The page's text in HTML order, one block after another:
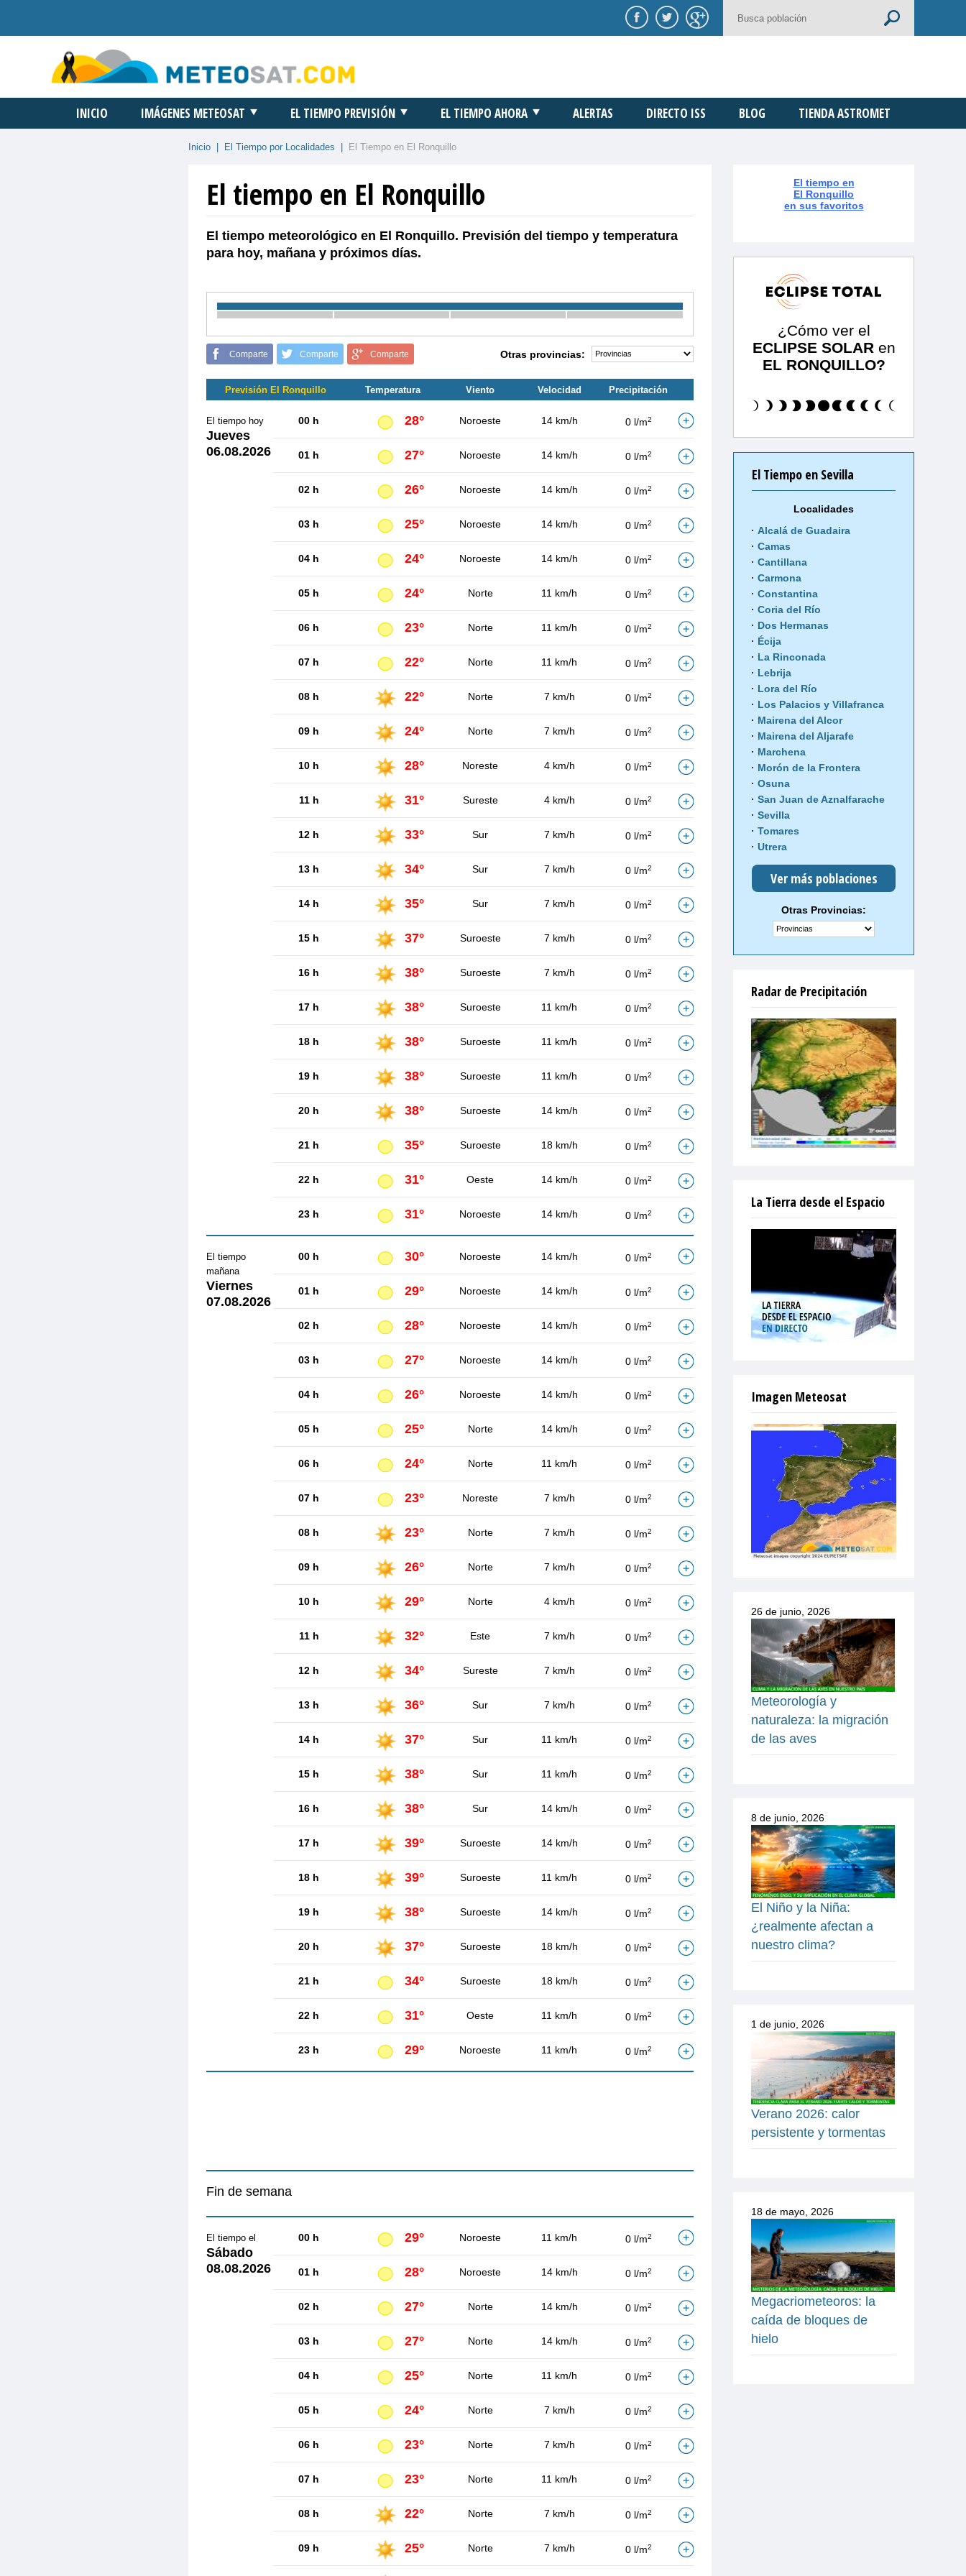
INICIO IMÁGENES METEOSAT EL TIEMPO PREVISIÓN EL TIEMPO AHORA ALERTAS DIRECTO ISS BLOG TIENDA ASTROMET
Inicio El Tiempo por Localidades El Tiempo en El Ronquillo
El tiempo en El Ronquillo
El tiempo meteorológico en El Ronquillo. Previsión del tiempo y temperatura
para hoy, mañana y próximos días.
Comparte Comparte Comparte Otras provincias:
Previsión El Ronquillo Temperatura Viento Velocidad Precipitación
El tiempo hoy
Jueves
06.08.2026
00 h 28° Noroeste 14 km/h 0 l/m2
01 h 27° Noroeste 14 km/h 0 l/m2
02 h 26° Noroeste 14 km/h 0 l/m2
03 h 25° Noroeste 14 km/h 0 l/m2
04 h 24° Noroeste 14 km/h 0 l/m2
05 h 24° Norte 11 km/h 0 l/m2
06 h 23° Norte 11 km/h 0 l/m2
07 h 22° Norte 11 km/h 0 l/m2
08 h 22° Norte 7 km/h 0 l/m2
09 h 24° Norte 7 km/h 0 l/m2
10 h 28° Noreste 4 km/h 0 l/m2
11 h 31° Sureste 4 km/h 0 l/m2
12 h 33° Sur 7 km/h 0 l/m2
13 h 34° Sur 7 km/h 0 l/m2
14 h 35° Sur 7 km/h 0 l/m2
15 h 37° Suroeste 7 km/h 0 l/m2
16 h 38° Suroeste 7 km/h 0 l/m2
17 h 38° Suroeste 11 km/h 0 l/m2
18 h 38° Suroeste 11 km/h 0 l/m2
19 h 38° Suroeste 11 km/h 0 l/m2
20 h 38° Suroeste 14 km/h 0 l/m2
21 h 35° Suroeste 18 km/h 0 l/m2
22 h 31° Oeste 14 km/h 0 l/m2
23 h 31° Noroeste 14 km/h 0 l/m2
El tiempo
mañana
Viernes
07.08.2026
00 h 30° Noroeste 14 km/h 0 l/m2
01 h 29° Noroeste 14 km/h 0 l/m2
02 h 28° Noroeste 14 km/h 0 l/m2
03 h 27° Noroeste 14 km/h 0 l/m2
04 h 26° Noroeste 14 km/h 0 l/m2
05 h 25° Norte 14 km/h 0 l/m2
06 h 24° Norte 11 km/h 0 l/m2
07 h 23° Noreste 7 km/h 0 l/m2
08 h 23° Norte 7 km/h 0 l/m2
09 h 26° Norte 7 km/h 0 l/m2
10 h 29° Norte 4 km/h 0 l/m2
11 h 32° Este 7 km/h 0 l/m2
12 h 34° Sureste 7 km/h 0 l/m2
13 h 36° Sur 7 km/h 0 l/m2
14 h 37° Sur 11 km/h 0 l/m2
15 h 38° Sur 11 km/h 0 l/m2
16 h 38° Sur 14 km/h 0 l/m2
17 h 39° Suroeste 14 km/h 0 l/m2
18 h 39° Suroeste 11 km/h 0 l/m2
19 h 38° Suroeste 14 km/h 0 l/m2
20 h 37° Suroeste 18 km/h 0 l/m2
21 h 34° Suroeste 18 km/h 0 l/m2
22 h 31° Oeste 11 km/h 0 l/m2
23 h 29° Noroeste 11 km/h 0 l/m2
Fin de semana
El tiempo el
Sábado
08.08.2026
00 h 29° Noroeste 11 km/h 0 l/m2
01 h 28° Noroeste 14 km/h 0 l/m2
02 h 27° Norte 14 km/h 0 l/m2
03 h 27° Norte 14 km/h 0 l/m2
04 h 25° Norte 11 km/h 0 l/m2
05 h 24° Norte 7 km/h 0 l/m2
06 h 23° Norte 7 km/h 0 l/m2
07 h 23° Norte 11 km/h 0 l/m2
08 h 22° Norte 7 km/h 0 l/m2
09 h 25° Norte 7 km/h 0 l/m2
El tiempo en
El Ronquillo
en sus favoritos
¿Cómo ver el
ECLIPSE SOLAR en
EL RONQUILLO?
El Tiempo en Sevilla
Localidades
Alcalá de Guadaira
Camas
Cantillana
Carmona
Constantina
Coria del Río
Dos Hermanas
Écija
La Rinconada
Lebrija
Lora del Río
Los Palacios y Villafranca
Mairena del Alcor
Mairena del Aljarafe
Marchena
Morón de la Frontera
Osuna
San Juan de Aznalfarache
Sevilla
Tomares
Utrera
Ver más poblaciones
Otras Provincias:
Radar de Precipitación
La Tierra desde el Espacio
Imagen Meteosat
26 de junio, 2026
Meteorología y
naturaleza: la migración
de las aves
8 de junio, 2026
El Niño y la Niña:
¿realmente afectan a
nuestro clima?
1 de junio, 2026
Verano 2026: calor
persistente y tormentas
18 de mayo, 2026
Megacriometeoros: la
caída de bloques de
hielo